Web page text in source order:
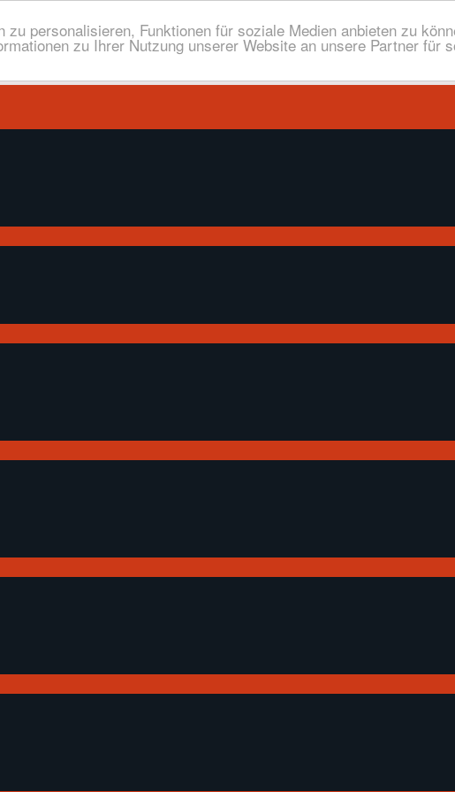
personalisieren, Funktionen für soziale Medien anbieten zu
zu Ihrer Nutzung unserer Website an unsere Partner für